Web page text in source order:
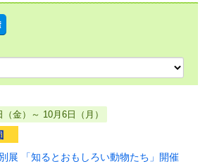
金）～ 10月6日（月）
展 「知るとおもしろい動物たち」開催